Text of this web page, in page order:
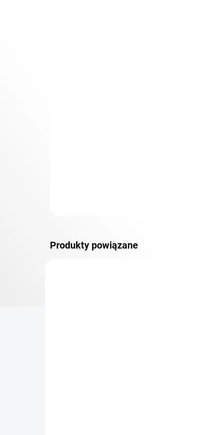
Produkty powiązane